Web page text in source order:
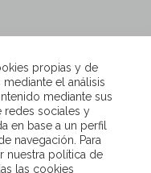
propias y de
el análisis
mediante sus
redes sociales y
en base a un perfil
navegación. Para
nuestra política de
las cookies